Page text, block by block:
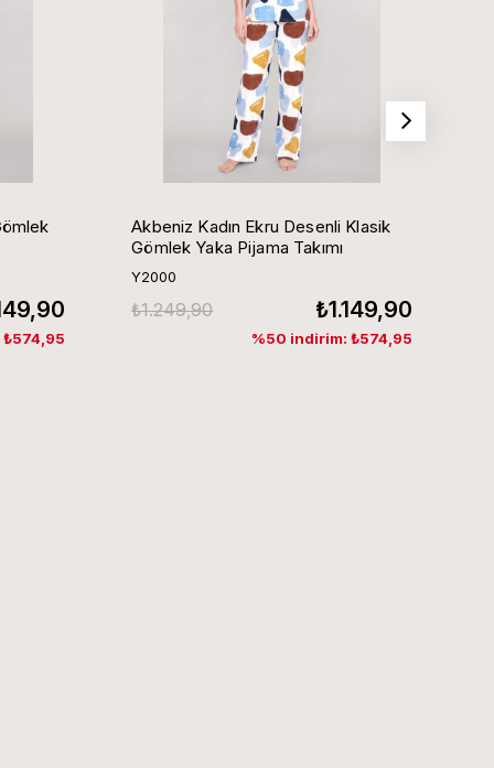
Akbeniz Kadın Ekru Desenli Klasik
Gömlek Yaka Pijama Takımı
Y2000
₺1.149,90
₺1.249,90
%50 indirim: ₺574,95